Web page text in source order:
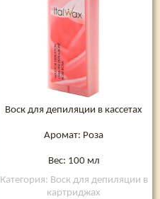
Воск для депиляции в кассетах
Аромат: Роза
Вес: 100 мл
Категория: Воск для депиляции в
картриджах